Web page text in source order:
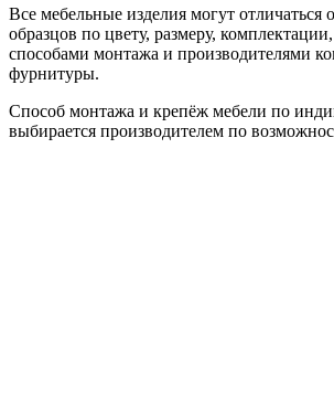
Все мебельные изделия могут отличаться
образцов по цвету, размеру,
способами монтажа и производителями
фурнитуры.
Способ монтажа и крепёж мебели по
выбирается производителем по